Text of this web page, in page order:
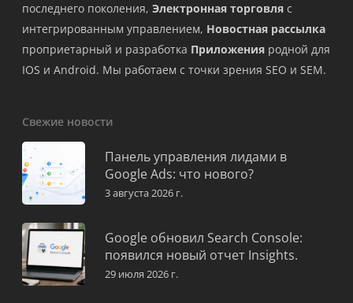
последнего поколения, Электронная торговля с
интегрированным управлением, Новостная рассылка
проприетарный и разработка Приложения родной для
IOS и Android. Мы работаем с точки зрения SEO и SEM.
Свежие новости
Панель управления лидами в
Google Ads: что нового?
3 августа 2026 г.
Google обновил Search Console:
появился новый отчет Insights.
29 июля 2026 г.